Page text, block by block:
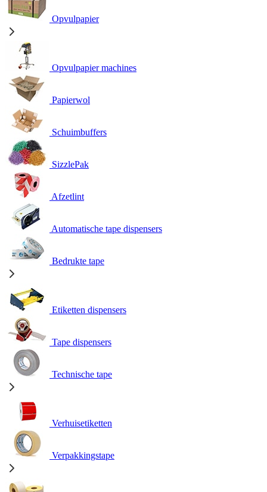
Opvulpapier
Opvulpapier machines
Papierwol
Schuimbuffers
SizzlePak
Afzetlint
Automatische tape dispensers
Bedrukte tape
Etiketten dispensers
Tape dispensers
Technische tape
Verhuisetiketten
Verpakkingstape